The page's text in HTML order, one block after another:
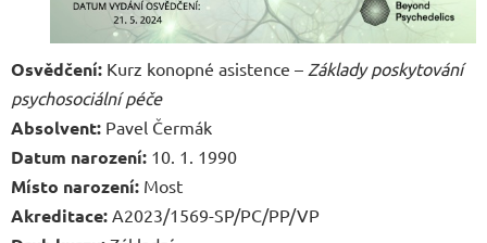
Osvědčení: Kurz konopné asistence – Základy poskytování
psychosociální péče
Absolvent: Pavel Čermák
Datum narození: 10. 1. 1990
Místo narození: Most
Akreditace: A2023/1569-SP/PC/PP/VP